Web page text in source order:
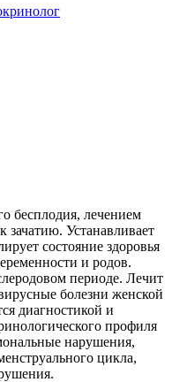
бесплодия, лечением
зачатию. Устанавливает
состояние здоровья
и родов.
периоде. Лечит
болезни женской
диагностикой и
профиля
нарушения,
цикла,